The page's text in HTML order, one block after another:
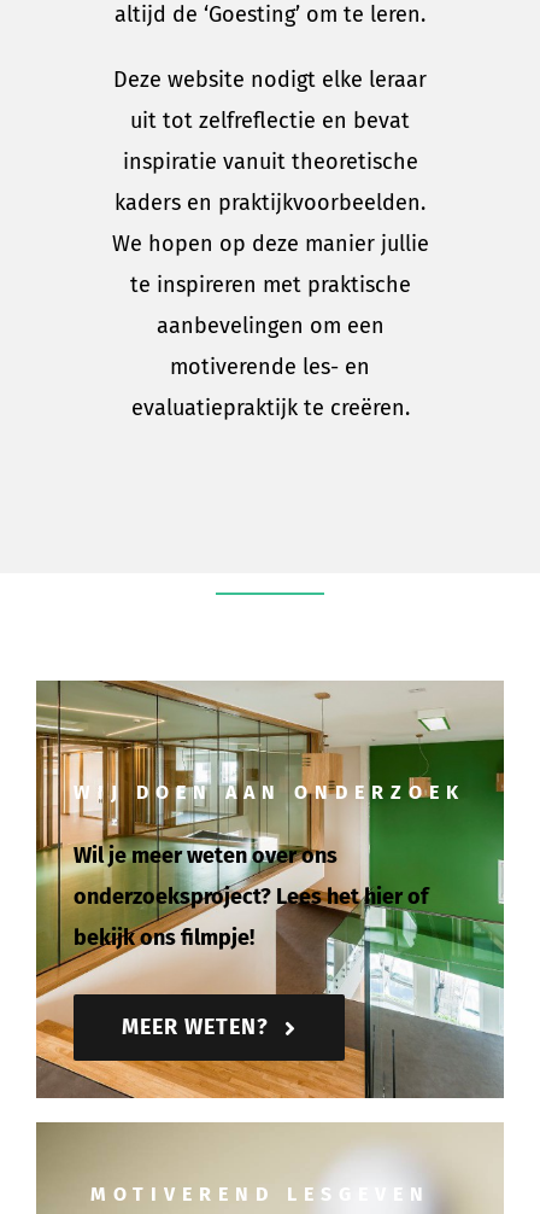
altijd de ‘Goesting’ om te leren.
Deze website nodigt elke leraar
uit tot zelfreflectie en bevat
inspiratie vanuit theoretische
kaders en praktijkvoorbeelden.
We hopen op deze manier jullie
te inspireren met praktische
aanbevelingen om een
motiverende les- en
evaluatiepraktijk te creëren.
WIJ DOEN AAN ONDERZOEK
Wil je meer weten over ons
onderzoeksproject? Lees het hier of
bekijk ons filmpje!
MEER WETEN?
MOTIVEREND LESGEVEN